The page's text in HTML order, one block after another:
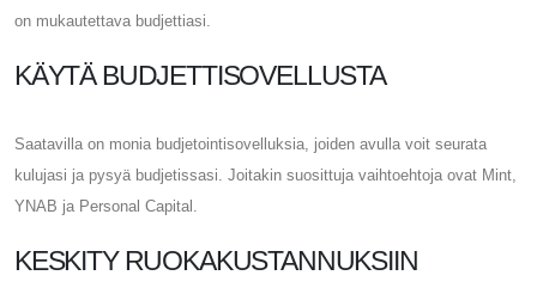
on mukautettava budjettiasi.
KÄYTÄ BUDJETTISOVELLUSTA
Saatavilla on monia budjetointisovelluksia, joiden avulla voit seurata
kulujasi ja pysyä budjetissasi. Joitakin suosittuja vaihtoehtoja ovat Mint,
YNAB ja Personal Capital.
KESKITY RUOKAKUSTANNUKSIIN